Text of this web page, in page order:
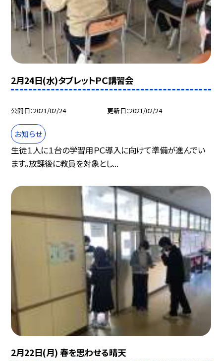
2月24日(水)タブレットＰＣ講習会
公開日 2021/02/24 更新日 2021/02/24
お知らせ
生徒１人に１台の学習用ＰＣ導入に向けて準備が進んでい
ます。放課後に教員を対象とし...
2月22日(月) 春を思わせる晴天